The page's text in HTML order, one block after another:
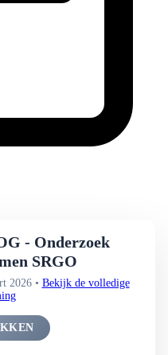
- Onderzoek
SRGO
2026 • Bekijk de volledige